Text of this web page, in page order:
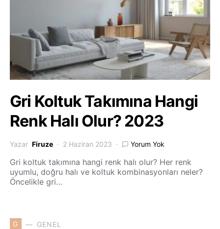
Gri Koltuk Takımına Hangi
Renk Halı Olur? 2023
Yazar Firuze 2 Haziran 2023 Yorum Yok
Gri koltuk takımına hangi renk halı olur? Her renk
uyumlu, doğru halı ve koltuk kombinasyonları neler?
Öncelikle gri…
G GENEL